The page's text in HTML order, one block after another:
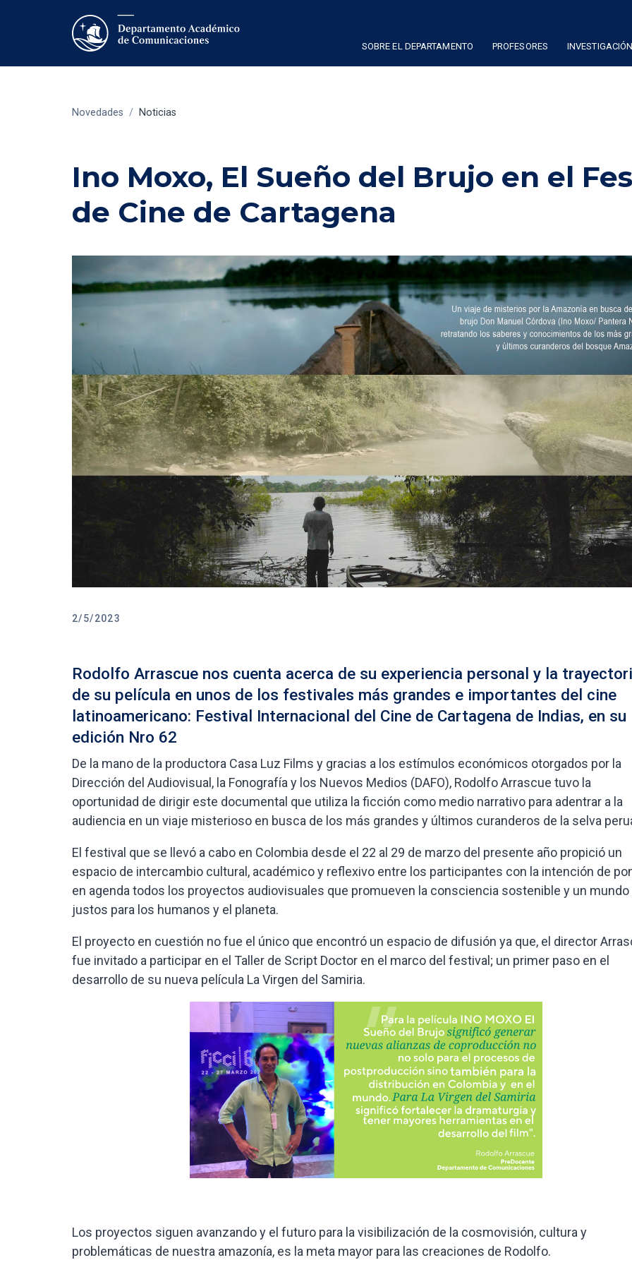
SOBRE EL DEPARTAMENTO PROFESORES INVESTIGACIÓN
Novedades / Noticias
Ino Moxo, El Sueño del Brujo en el
de Cine de Cartagena
2/5/2023
Rodolfo Arrascue nos cuenta acerca de su experiencia personal y la
de su película en unos de los festivales más grandes e importantes del cine
latinoamericano: Festival Internacional del Cine de Cartagena de Indias, en su
edición Nro 62
De la mano de la productora Casa Luz Films y gracias a los estímulos económicos otorgados por la
Dirección del Audiovisual, la Fonografía y los Nuevos Medios (DAFO), Rodolfo Arrascue tuvo la
oportunidad de dirigir este documental que utiliza la ficción como medio narrativo para adentrar a la
audiencia en un viaje misterioso en busca de los más grandes y últimos curanderos de la selva
El festival que se llevó a cabo en Colombia desde el 22 al 29 de marzo del presente año propició un
espacio de intercambio cultural, académico y reflexivo entre los participantes con la intención de
en agenda todos los proyectos audiovisuales que promueven la consciencia sostenible y un mundo
justos para los humanos y el planeta.
El proyecto en cuestión no fue el único que encontró un espacio de difusión ya que, el director
fue invitado a participar en el Taller de Script Doctor en el marco del festival; un primer paso en el
desarrollo de su nueva película La Virgen del Samiria.
Los proyectos siguen avanzando y el futuro para la visibilización de la cosmovisión, cultura y
problemáticas de nuestra amazonía, es la meta mayor para las creaciones de Rodolfo.